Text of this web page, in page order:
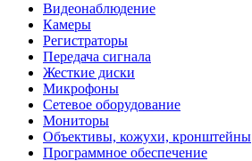
Видеонаблюдение
Камеры
Регистраторы
Передача сигнала
Жесткие диски
Микрофоны
Сетевое оборудование
Мониторы
Объективы, кожухи, кронштейны
Программное обеспечение